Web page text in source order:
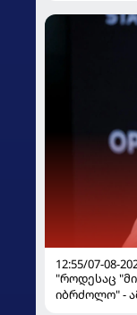
12:55/07-08-
"როდესაც
იბრძოლო" -